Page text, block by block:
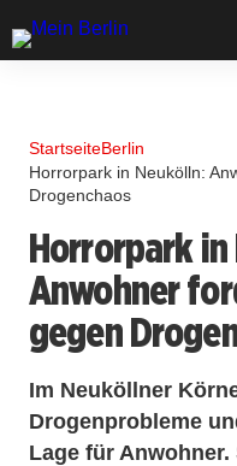
StartseiteBerlin
Horrorpark in Neukölln:
Drogenchaos
Horrorpark
Anwohner
gegen
Im Neuköllner
Drogenprobleme
Lage für